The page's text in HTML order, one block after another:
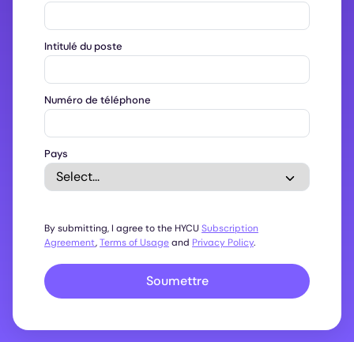
Intitulé du poste
Numéro de téléphone
Pays
By submitting, I agree to the HYCU Subscription
Agreement,Terms of Usageand Privacy Policy.
Soumettre